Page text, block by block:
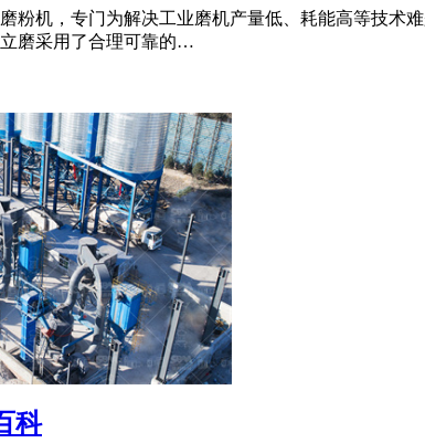
粉机，专门为解决工业磨机产量低、耗能高等技术
磨采用了合理可靠的…
科